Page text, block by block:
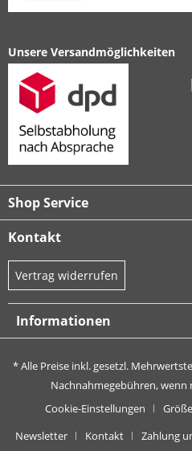
Unsere Versandmöglichkeiten
Shop Service
Kontakt
Vertrag widerrufen
Informationen
* Alle Preise inkl. gesetzl.
Nachnahmegebühren, wenn
Cookie-Einstellungen
Newsletter
Kontakt Zahlung